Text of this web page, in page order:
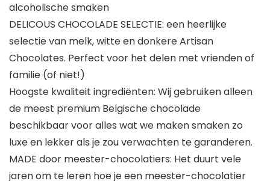
alcoholische smaken
DELICOUS CHOCOLADE SELECTIE: een heerlijke
selectie van melk, witte en donkere Artisan
Chocolates. Perfect voor het delen met vrienden of
familie (of niet!)
Hoogste kwaliteit ingrediënten: Wij gebruiken alleen
de meest premium Belgische chocolade
beschikbaar voor alles wat we maken smaken zo
luxe en lekker als je zou verwachten te garanderen.
MADE door meester-chocolatiers: Het duurt vele
jaren om te leren hoe je een meester-chocolatier